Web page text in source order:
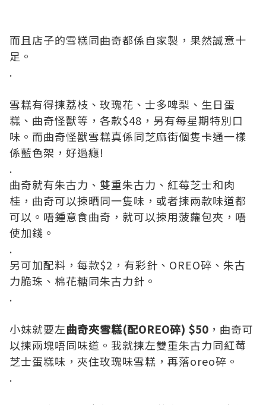
而且店子的雪糕同曲奇都係自家製，果然誠意十
足。
.
雪糕有得揀荔枝、玫瑰花、士多啤梨、生日蛋
糕、曲奇怪獸等，各款$48，另有每星期特別口
味。而曲奇怪獸雪糕真係同芝麻街個隻卡通一樣
係藍色架，好過癮!
.
曲奇就有朱古力、雙重朱古力、紅莓芝士和肉
桂，曲奇可以揀晒同一隻味，或者揀兩款味道都
可以。唔鍾意食曲奇，就可以揀用菠蘿包夾，唔
使加錢。
.
另可加配料，每款$2，有彩針、OREO碎、朱古
力脆珠、棉花糖同朱古力針。
.
小妹就要左曲奇夾雪糕(配OREO碎) $50 ，曲奇可
以揀兩塊唔同味道。我就揀左雙重朱古力同紅莓
芝士蛋糕味，夾住玫瑰味雪糕，再落oreo碎。
.